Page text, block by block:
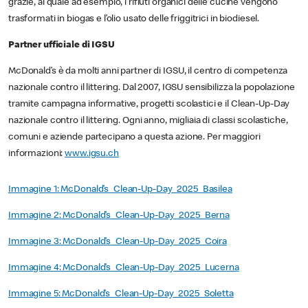
grazie, al quale ad esempio, i rifiuti organici delle cucine vengono
trasformati in biogas e l’olio usato delle friggitrici in biodiesel.
Partner ufficiale di IGSU
McDonald’s è da molti anni partner di IGSU, il centro di competenza
nazionale contro il littering. Dal 2007, IGSU sensibilizza la popolazione
tramite campagna informative, progetti scolastici e il Clean-Up-Day
nazionale contro il littering. Ogni anno, migliaia di classi scolastiche,
comuni e aziende partecipano a questa azione. Per maggiori
informazioni:www.igsu.ch
Immagine 1: McDonald’s_Clean-Up-Day_2025_Basilea
Immagine 2: McDonald’s_Clean-Up-Day_2025_Berna
Immagine 3: McDonald’s_Clean-Up-Day_2025_Coira
Immagine 4: McDonald’s_Clean-Up-Day_2025_Lucerna
Immagine 5: McDonald’s_Clean-Up-Day_2025_Soletta